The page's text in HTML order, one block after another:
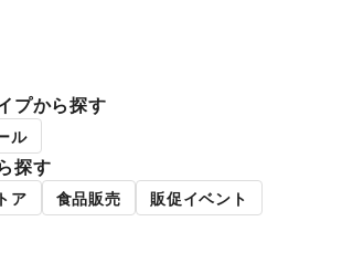
プから探す
ル
探す
ア 食品販売
販促イベント